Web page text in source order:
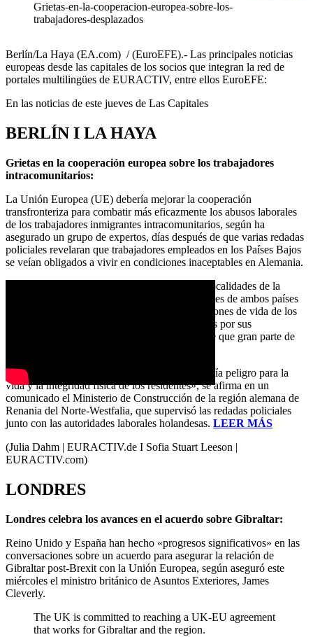
Grietas-en-la-cooperacion-europea-sobre-los-
trabajadores-desplazados
Berlín/La Haya (EA.com) / (EuroEFE).- Las principales noticias
europeas desde las capitales de los socios que integran la red de
portales multilingües de EURACTIV, entre ellos EuroEFE:
En las noticias de este jueves de Las Capitales
BERLÍN I LA HAYA
Grietas en la cooperación europea sobre los trabajadores
intracomunitarios:
La Unión Europea (UE) debería mejorar la cooperación
transfronteriza para combatir más eficazmente los abusos laborales
de los trabajadores inmigrantes intracomunitarios, según ha
asegurado un grupo de expertos, días después de que varias redadas
policiales revelaran que trabajadores empleados en los Países Bajos
se veían obligados a vivir en condiciones inaceptables en Alemania.
A lo largo de varios registros domiciliarios en localidades de la
frontera germano-holandesa, las fuerzas policiales de ambos países
descubrieron que, en muchos casos, las condiciones de vida de los
trabajadores inmigrantes en viviendas facilitadas por sus
empleadores eran inaceptables, y ello a pesar de que gran parte de
«Las condiciones eran tan deplorables que existía peligro para la
vida y la integridad física de los residentes», se afirma en un
comunicado el Ministerio de Construcción de la región alemana de
Renania del Norte-Westfalia, que supervisó las redadas policiales
junto con las autoridades laborales holandesas. LEER MÁS
(Julia Dahm | EURACTIV.de I Sofia Stuart Leeson |
EURACTIV.com)
LONDRES
Londres celebra los avances en el acuerdo sobre Gibraltar:
Reino Unido y España han hecho «progresos significativos» en las
conversaciones sobre un acuerdo para asegurar la relación de
Gibraltar post-Brexit con la Unión Europea, según aseguró este
miércoles el ministro británico de Asuntos Exteriores, James
Cleverly.
The UK is committed to reaching a UK-EU agreement
that works for Gibraltar and the region.